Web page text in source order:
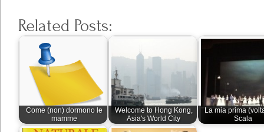
Related Posts:
Come (non) dormono le
mamme
Welcome to Hong Kong,
Asia's World City
La mia prima
Scala